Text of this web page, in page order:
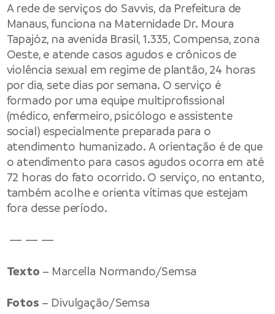
A rede de serviços do Savvis, da Prefeitura de
Manaus, funciona na Maternidade Dr. Moura
Tapajóz, na avenida Brasil, 1.335, Compensa, zona
Oeste, e atende casos agudos e crônicos de
violência sexual em regime de plantão, 24 horas
por dia, sete dias por semana. O serviço é
formado por uma equipe multiprofissional
(médico, enfermeiro, psicólogo e assistente
social) especialmente preparada para o
atendimento humanizado. A orientação é de que
o atendimento para casos agudos ocorra em até
72 horas do fato ocorrido. O serviço, no entanto,
também acolhe e orienta vítimas que estejam
fora desse período.
— — —
Texto – Marcella Normando/Semsa
Fotos – Divulgação/Semsa